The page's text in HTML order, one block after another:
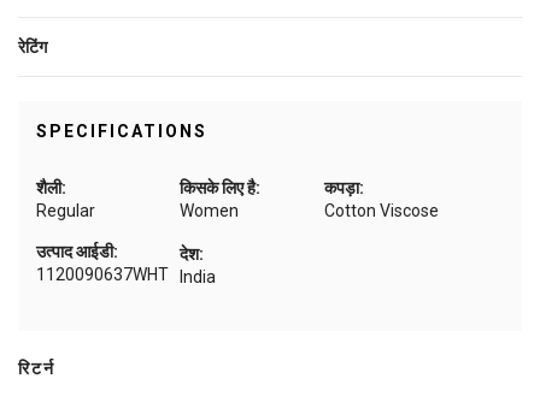
रेटिंग
SPECIFICATIONS
शैली:
Regular
किसके लिए है:
Women
कपड़ा:
Cotton Viscose
देश:
India
उत्पाद आईडी:
1120090637WHT
रिटर्न